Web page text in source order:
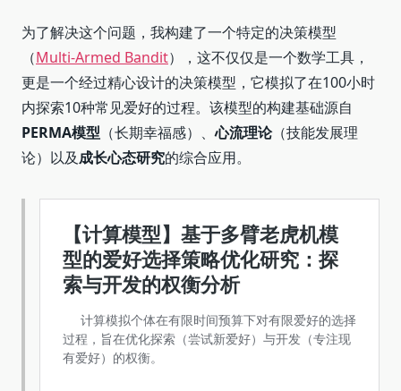
为了解决这个问题，我构建了一个特定的决策模型
（Multi-Armed Bandit），这不仅仅是一个数学工具，
更是一个经过精心设计的决策模型，它模拟了在100小时
内探索10种常见爱好的过程。该模型的构建基础源自
PERMA模型 （长期幸福感）、心流理论（技能发展理
论）以及成长心态研究的综合应用。